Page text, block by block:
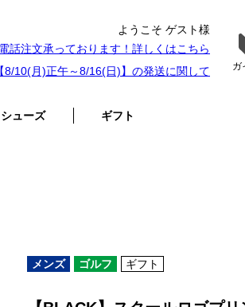
ようこそ ゲスト様
電話注文承っております！詳しくはこちら
8/10(月)正午～8/16(日)】の発送に関して
ガ
シューズ ギフト
メンズ ゴルフ ギフト